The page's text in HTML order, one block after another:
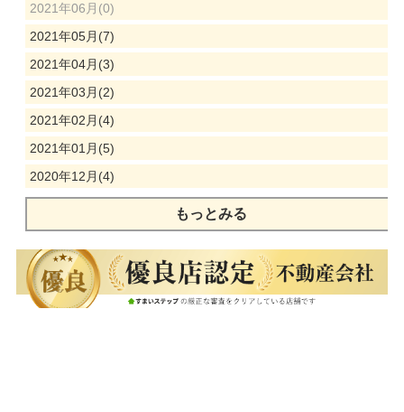
2021年06月(0)
2021年05月(7)
2021年04月(3)
2021年03月(2)
2021年02月(4)
2021年01月(5)
2020年12月(4)
もっとみる